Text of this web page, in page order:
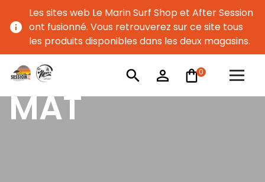
info
Les sites web Le Marin Surf Shop et After Session
ont fusionné. Vous retrouverez sur ce site tous
les produits disponibles dans les deux magasins.
search person_outline 0
MAT